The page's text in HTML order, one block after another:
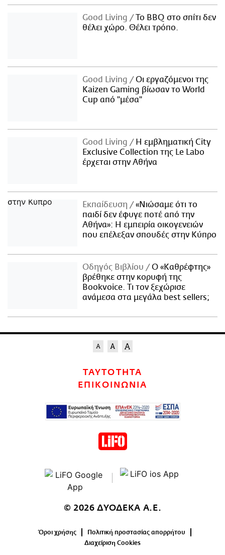
Good Living
Το BBQ στο σπίτι δεν
θέλει χώρο. Θέλει τρόπο.
Good Living
Οι εργαζόμενοι της
Kaizen Gaming βίωσαν το World
Cup από "μέσα"
Good Living
Η εμβληματική City
Exclusive Collection της Le Labo
έρχεται στην Αθήνα
Εκπαίδευση
«Νιώσαμε ότι το
παιδί δεν έφυγε ποτέ από την
Αθήνα»: Η εμπειρία οικογενειών
που επέλεξαν σπουδές στην Κύπρο
Οδηγός Βιβλίου
Ο «Καθρέφτης»
βρέθηκε στην κορυφή της
Bookvoice. Τι τον ξεχώρισε
ανάμεσα στα μεγάλα best sellers;
ΤΑΥΤΟΤΗΤΑ
ΕΠΙΚΟΙΝΩΝΙΑ
© 2026 ΔΥΟΔΕΚΑ Α.Ε.
Όροι χρήσης
Πολιτική προστασίας απορρήτου
Διαχείριση Cookies